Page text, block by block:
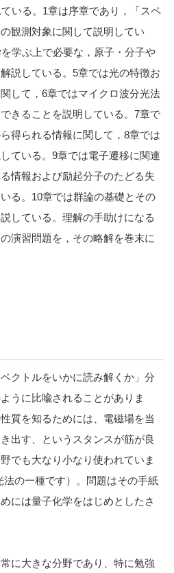
いる。1章は序章であり，「スペ
観測対象に関して説明してい
学ぶ上で必要な，原子・分子や
説している。5章では光の特徴お
して，6章ではマイクロ波分光法
きることを説明している。7章で
得られる情報に関して，8章では
ている。9章では電子遷移に関連
情報および励起分子のたどる失
る。10章では群論の基礎とその
している。理解の手助けになる
演習問題を，その略解を巻末に
クトルをいかに読み解くか」分
うに比喩されることがありま
質を知るためには、電磁場を当
出す、というスタンスが筋が良
でも大なり小なり使われていま
の一種です）。問題はその手紙
には量子化学をはじめとしたさ
に大きな分野であり、特に勉強